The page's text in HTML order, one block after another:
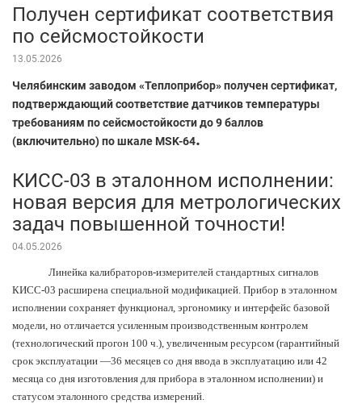
Получен сертификат соответствия
по сейсмостойкости
13.05.2026
Челябинским заводом «Теплоприбор» получен сертификат,
подтверждающий соответствие датчиков температуры
требованиям по сейсмостойкости до 9 баллов
(включительно) по шкале MSK-64.
КИСС-03 в эталонном исполнении:
новая версия для метрологических
задач повышенной точности!
04.05.2026
Линейка калибраторов-измерителей стандартных сигналов
КИСС-03 расширена специальной модификацией. Прибор в эталонном
исполнении сохраняет функционал, эргономику и интерфейс базовой
модели, но отличается усиленным производственным контролем
(технологический прогон 100 ч.), увеличенным ресурсом (гарантийный
срок эксплуатации —36 месяцев со дня ввода в эксплуатацию или 42
месяца со дня изготовления для прибора в эталонном исполнении) и
статусом эталонного средства измерений.